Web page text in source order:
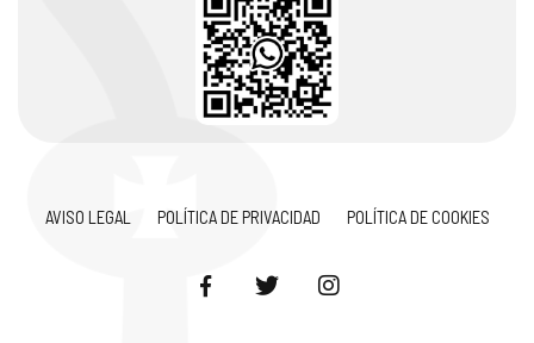
AVISO LEGAL POLÍTICA DE PRIVACIDAD POLÍTICA DE COOKIES